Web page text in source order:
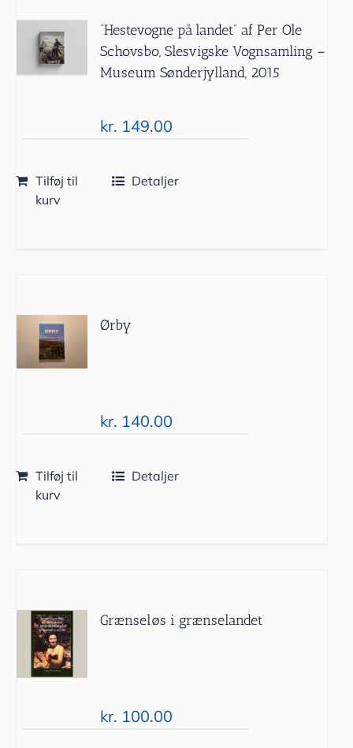
”Hestevogne på landet” af Per Ole
Schovsbo, Slesvigske Vognsamling –
Museum Sønderjylland, 2015
kr. 149.00
Tilføj til
kurv
Detaljer
Ørby
kr. 140.00
Tilføj til
kurv
Detaljer
Grænseløs i grænselandet
kr. 100.00